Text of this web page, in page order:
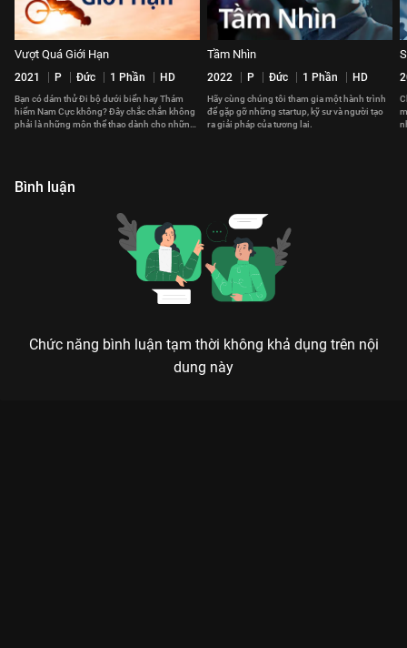
Vượt Quá Giới Hạn
2021 P Đức 1 Phần HD
Bạn có dám thử Đi bộ dưới biển hay Thám
hiểm Nam Cực không? Đây chắc chắn không
phải là những môn thể thao dành cho những
Tầm Nhìn
2022 P Đức 1 Phần HD
Hãy cùng chúng tôi tham gia một hành trình
để gặp gỡ những startup, kỹ sư và người tạo
ra giải pháp của tương lai.
Bình luận
Chức năng bình luận tạm thời không khả dụng trên nội
dung này